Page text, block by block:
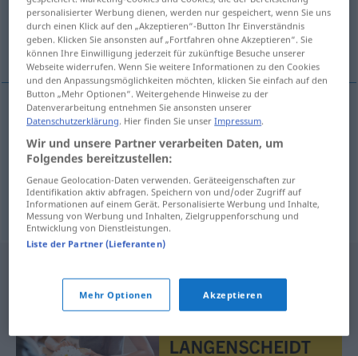
zerstreuen, verstreuen, verschwenden,
verschütten
zerstreuen, verstreuen rasuti
verschwenden rasutinovac
verschütten rasutitekućinu
personalisierter Werbung dienen, werden nur gespeichert, wenn Sie uns
durch einen Klick auf den „Akzeptieren“-Button Ihr Einverständnis
geben. Klicken Sie ansonsten auf „Fortfahren ohne Akzeptieren“. Sie
können Ihre Einwilligung jederzeit für zukünftige Besuche unserer
Webseite widerrufen. Wenn Sie weitere Informationen zu den Cookies
und den Anpassungsmöglichkeiten möchten, klicken Sie einfach auf den
Button „Mehr Optionen“. Weitergehende Hinweise zu der
Datenverarbeitung entnehmen Sie ansonsten unserer
Datenschutzerklärung. Hier finden Sie unserImpressum.
Wir und unsere Partner verarbeiten Daten, um
Folgendes bereitzustellen:
Genaue Geolocation-Daten verwenden. Geräteeigenschaften zur
Identifikation aktiv abfragen. Speichern von und/oder Zugriff auf
Informationen auf einem Gerät. Personalisierte Werbung und Inhalte,
Messung von Werbung und Inhalten, Zielgruppenforschung und
Entwicklung von Dienstleistungen.
Liste der Partner (Lieferanten)
Mehr Optionen Akzeptieren